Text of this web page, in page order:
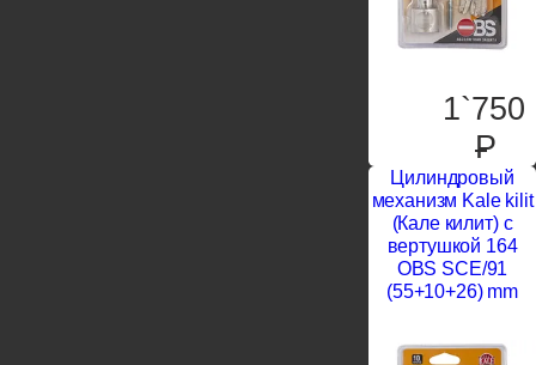
1`750
P
Цилиндровый
механизм Kale kilit
(Кале килит) с
вертушкой 164
OBS SCE/91
(55+10+26) mm